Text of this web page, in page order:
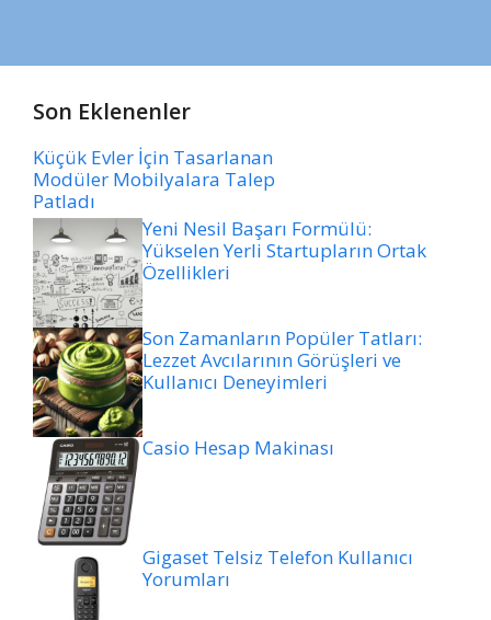
Son Eklenenler
Küçük Evler İçin Tasarlanan
Modüler Mobilyalara Talep
Patladı
Yeni Nesil Başarı Formülü:
Yükselen Yerli Startupların Ortak
Özellikleri
Son Zamanların Popüler Tatları:
Lezzet Avcılarının Görüşleri ve
Kullanıcı Deneyimleri
Casio Hesap Makinası
Gigaset Telsiz Telefon Kullanıcı
Yorumları